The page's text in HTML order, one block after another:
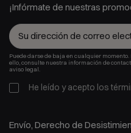
¡Infórmate de nuestras
Puede darse de baja en cualquier momento.
ello, consulte nuestra información de
aviso legal.
He leído y acepto los
Envío, Derecho de